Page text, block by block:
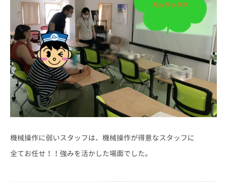
機械操作に弱いスタッフは、機械操作が得意なスタッフに
全てお任せ！！強みを活かした場面でした。